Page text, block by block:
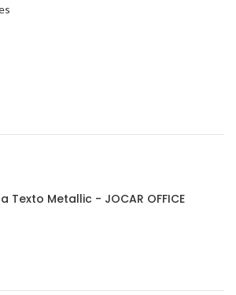
Texto Metallic - JOCAR OFFICE